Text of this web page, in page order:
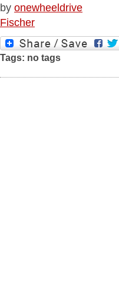
by onewheeldrive
Fischer
Tags: no tags